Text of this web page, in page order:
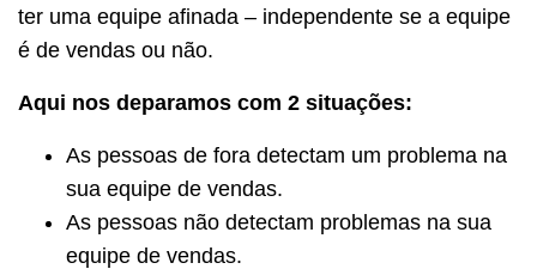
ter uma equipe afinada – independente se a equipe
é de vendas ou não.
Aqui nos deparamos com 2 situações:
As pessoas de fora detectam um problema na
sua equipe de vendas.
As pessoas não detectam problemas na sua
equipe de vendas.